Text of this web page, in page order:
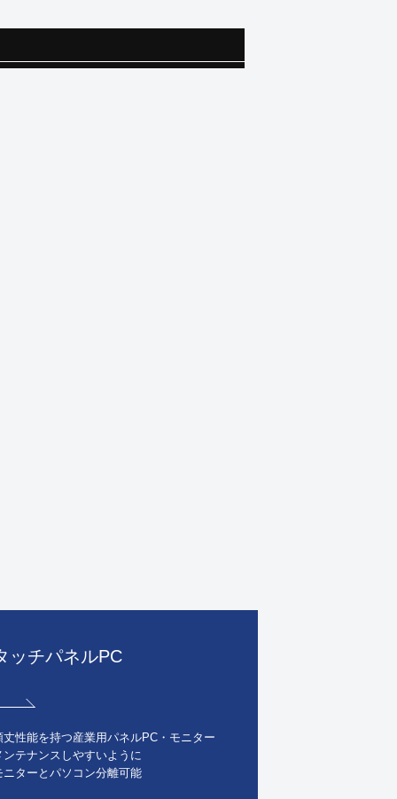
ッチパネルPC
丈性能を持つ産業用パネルPC・モニター
ンテナンスしやすいように
ニターとパソコン分離可能